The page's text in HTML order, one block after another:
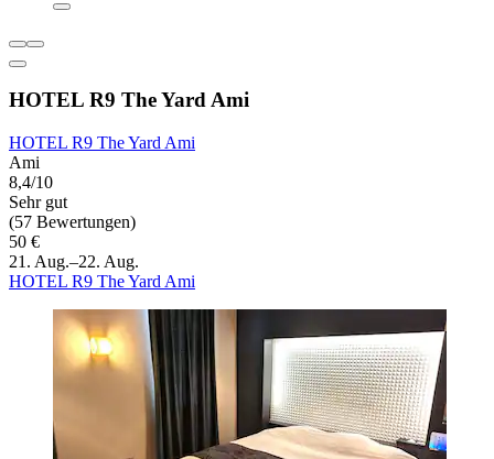
HOTEL R9 The Yard Ami
HOTEL R9 The Yard Ami
Ami
8,4/10
Sehr gut
(57 Bewertungen)
50 €
21. Aug.–22. Aug.
HOTEL R9 The Yard Ami